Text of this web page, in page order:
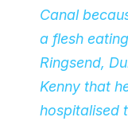
Canal
a flesh
Ringsend,
Kenny that
hospitalised